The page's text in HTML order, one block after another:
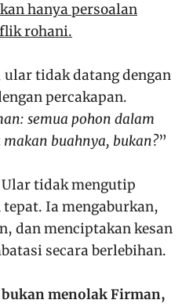
hanya persoalan
rohani.
tidak datang dengan
percakapan.
semua pohon dalam
buahnya, bukan?”
tidak mengutip
Ia mengaburkan,
dan menciptakan kesan
secara berlebihan.
menolak Firman,